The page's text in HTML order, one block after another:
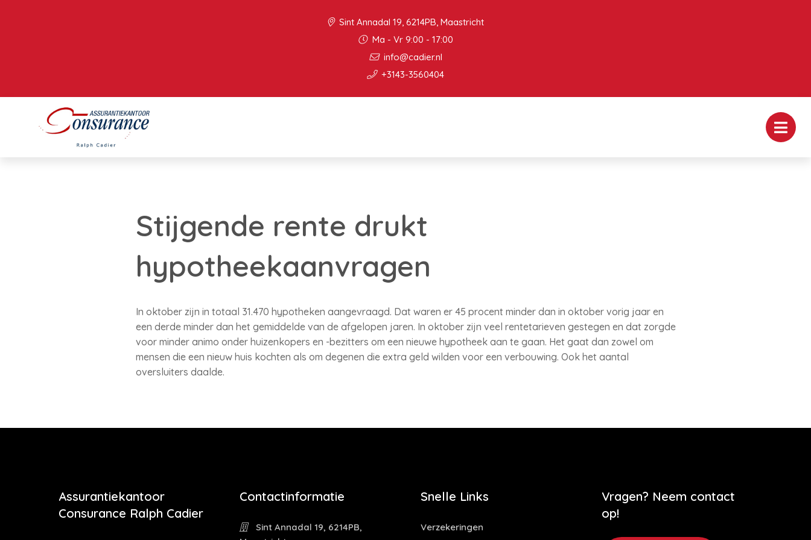
Sint Annadal 19, 6214PB, Maastricht
Ma - Vr 9:00 - 17:00
info@cadier.nl
+3143-3560404
Stijgende rente drukt
hypotheekaanvragen
In oktober zijn in totaal 31.470 hypotheken aangevraagd. Dat waren er 45 procent minder dan in oktober vorig jaar en
een derde minder dan het gemiddelde van de afgelopen jaren. In oktober zijn veel rentetarieven gestegen en dat zorgde
voor minder animo onder huizenkopers en -bezitters om een nieuwe hypotheek aan te gaan. Het gaat dan zowel om
mensen die een nieuw huis kochten als om degenen die extra geld wilden voor een verbouwing. Ook het aantal
oversluiters daalde.
Assurantiekantoor
Consurance Ralph Cadier
Contactinformatie
Sint Annadal 19, 6214PB,
Snelle Links
Verzekeringen
Vragen? Neem contact
op!